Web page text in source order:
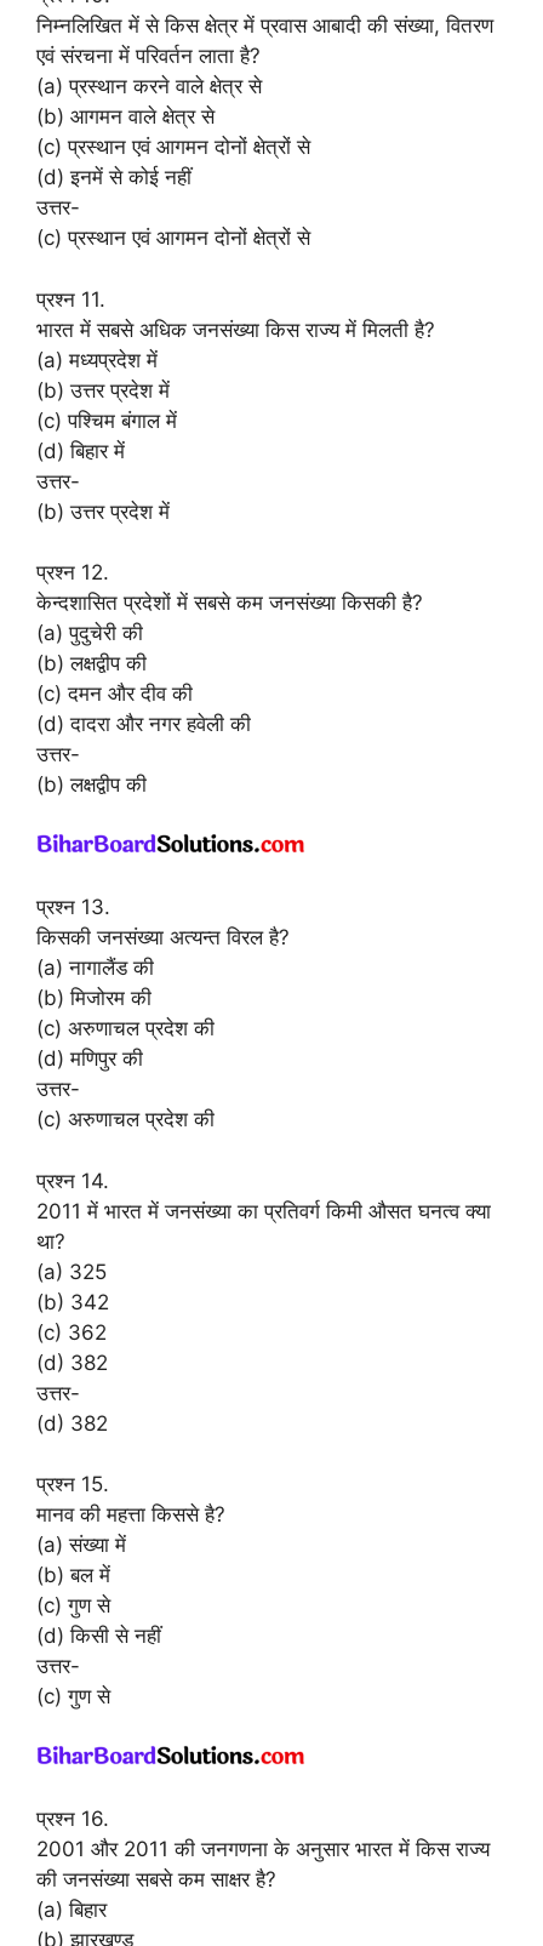
निम्नलिखित में से किस क्षेत्र में प्रवास आबादी की संख्या, वितरण
एवं संरचना में परिवर्तन लाता है?
(a) प्रस्थान करने वाले क्षेत्र से
(b) आगमन वाले क्षेत्र से
(c) प्रस्थान एवं आगमन दोनों क्षेत्रों से
(d) इनमें से कोई नहीं
उत्तर-
(c) प्रस्थान एवं आगमन दोनों क्षेत्रों से
प्रश्न 11.
भारत में सबसे अधिक जनसंख्या किस राज्य में मिलती है?
(a) मध्यप्रदेश में
(b) उत्तर प्रदेश में
(c) पश्चिम बंगाल में
(d) बिहार में
उत्तर-
(b) उत्तर प्रदेश में
प्रश्न 12.
केन्दशासित प्रदेशों में सबसे कम जनसंख्या किसकी है?
(a) पुदुचेरी की
(b) लक्षद्वीप की
(c) दमन और दीव की
(d) दादरा और नगर हवेली की
उत्तर-
(b) लक्षद्वीप की
प्रश्न 13.
किसकी जनसंख्या अत्यन्त विरल है?
(a) नागालैंड की
(b) मिजोरम की
(c) अरुणाचल प्रदेश की
(d) मणिपुर की
उत्तर-
(c) अरुणाचल प्रदेश की
प्रश्न 14.
2011 में भारत में जनसंख्या का प्रतिवर्ग किमी औसत घनत्व क्या
था?
(a) 325
(b) 342
(c) 362
(d) 382
उत्तर-
(d) 382
प्रश्न 15.
मानव की महत्ता किससे है?
(a) संख्या में
(b) बल में
(c) गुण से
(d) किसी से नहीं
उत्तर-
(c) गुण से
प्रश्न 16.
2001 और 2011 की जनगणना के अनुसार भारत में किस राज्य
की जनसंख्या सबसे कम साक्षर है?
(a) बिहार
(b) झारखण्ड